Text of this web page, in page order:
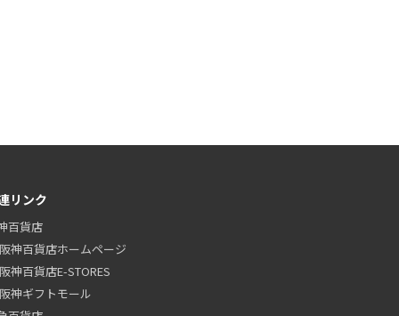
リンク
百貨店
阪神百貨店ホームページ
阪神百貨店E-STORES
阪神ギフトモール